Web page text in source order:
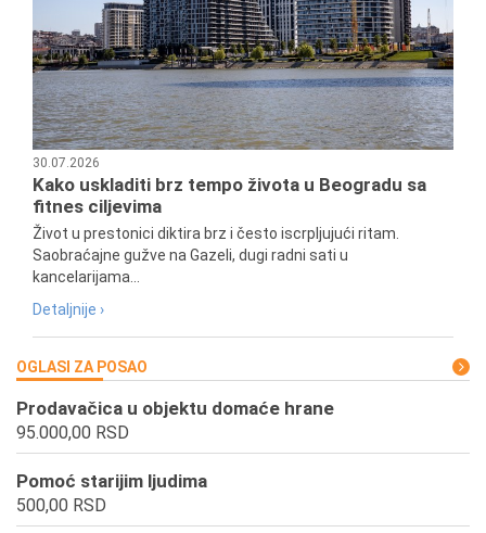
30.07.2026
Kako uskladiti brz tempo života u Beogradu sa
fitnes ciljevima
Život u prestonici diktira brz i često iscrpljujući ritam.
Saobraćajne gužve na Gazeli, dugi radni sati u
kancelarijama...
Detaljnije ›
OGLASI ZA POSAO
Prodavačica u objektu domaće hrane
95.000,00 RSD
Pomoć starijim ljudima
500,00 RSD